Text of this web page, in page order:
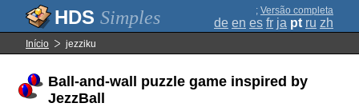
Simples ; Versão completa
de en es fr ja pt ru zh
Início jezziku
Ball-and-wall puzzle game inspired by
JezzBall